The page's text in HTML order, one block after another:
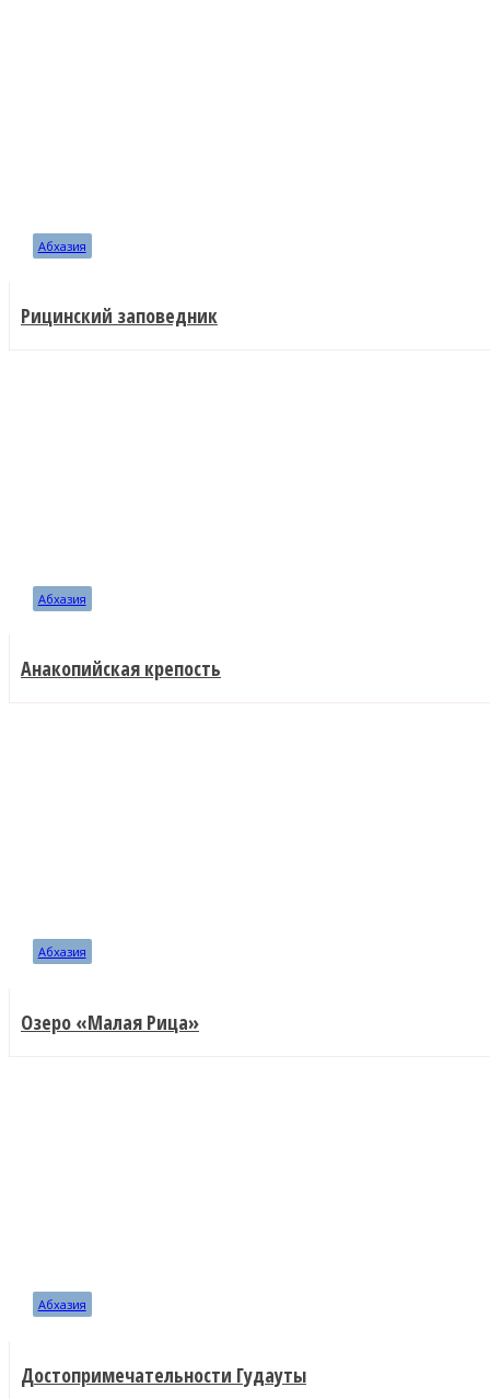
Абхазия
Рицинский заповедник
Абхазия
Анакопийская крепость
Абхазия
Озеро «Малая Рица»
Абхазия
Достопримечательности Гудауты